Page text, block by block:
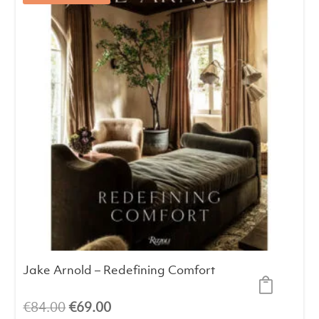
Jake Arnold – Redefining Comfort
€84.00El
€69.00El